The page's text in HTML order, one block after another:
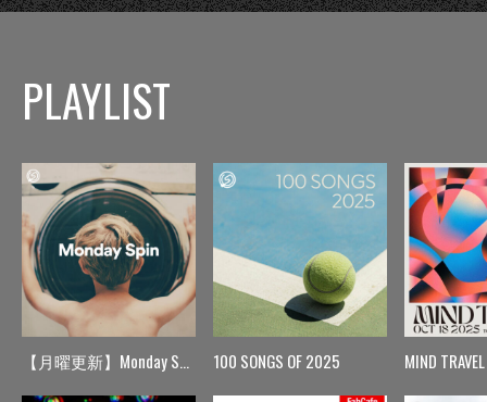
PLAYLIST
【月曜更新】Monday Spin 100 SONGS OF 2025 MIND TRAVEL